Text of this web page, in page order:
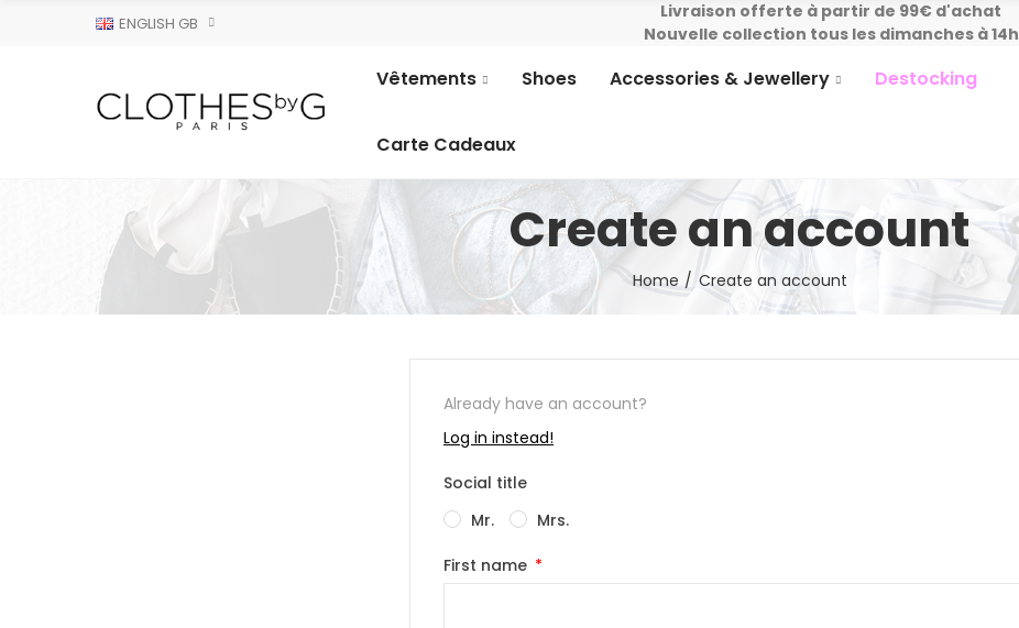
ENGLISH GB
Livraison offerte à partir de 99€ d'achat
Nouvelle collection tous les dimanches à 14h
Vêtements Shoes Accessories & Jewellery Destocking
Carte Cadeaux
Create an account
Home Create an account
Already have an account?
Log in instead!
Social title
Mr.
Mrs.
First name